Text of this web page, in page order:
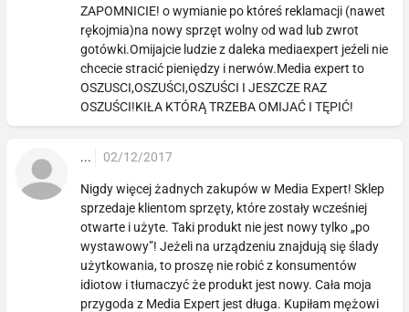
ZAPOMNICIE! o wymianie po któreś reklamacji (nawet
rękojmia)na nowy sprzęt wolny od wad lub zwrot
gotówki.Omijajcie ludzie z daleka mediaexpert jeźeli nie
chcecie stracić pieniędzy i nerwów.Media expert to
OSZUSCI,OSZUŚCI,OSZUŚCI I JESZCZE RAZ
OSZUŚCI!KIŁA KTÓRĄ TRZEBA OMIJAĆ I TĘPIĆ!
... 02/12/2017
Nigdy więcej żadnych zakupów w Media Expert! Sklep
sprzedaje klientom sprzęty, które zostały wcześniej
otwarte i użyte. Taki produkt nie jest nowy tylko „po
wystawowy”! Jeżeli na urządzeniu znajdują się ślady
użytkowania, to proszę nie robić z konsumentów
idiotow i tłumaczyć że produkt jest nowy. Cała moja
przygoda z Media Expert jest długa. Kupiłam mężowi